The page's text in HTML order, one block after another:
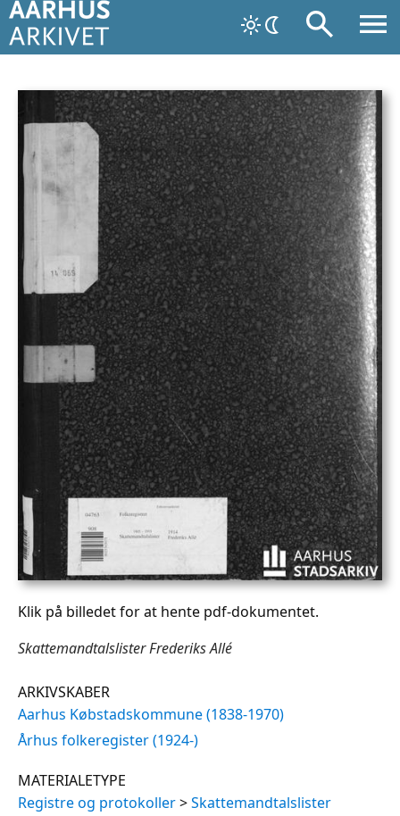
Klik på billedet for at hente pdf-dokumentet.
Skattemandtalslister Frederiks Allé
ARKIVSKABER
Aarhus Købstadskommune (1838-1970)
Århus folkeregister (1924-)
MATERIALETYPE
Registre og protokoller>Skattemandtalslister